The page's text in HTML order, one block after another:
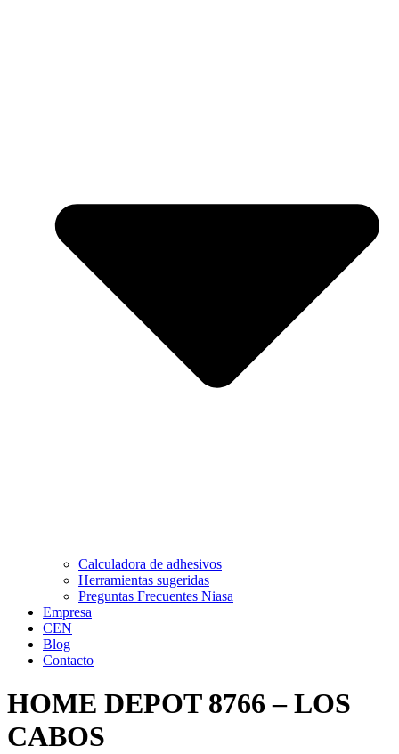
Calculadora de adhesivos
Herramientas sugeridas
Preguntas Frecuentes Niasa
Empresa
CEN
Blog
Contacto
HOME DEPOT 8766 – LOS
CABOS